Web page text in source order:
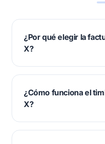
¿Por qué elegir la
X?
¿Cómo funciona el
X?